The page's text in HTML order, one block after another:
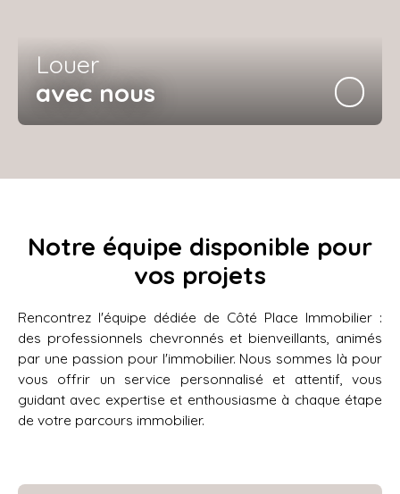
Louer
avec nous
Notre équipe disponible pour
vos projets
Rencontrez l'équipe dédiée de Côté Place Immobilier :
des professionnels chevronnés et bienveillants, animés
par une passion pour l'immobilier. Nous sommes là pour
vous offrir un service personnalisé et attentif, vous
guidant avec expertise et enthousiasme à chaque étape
de votre parcours immobilier.